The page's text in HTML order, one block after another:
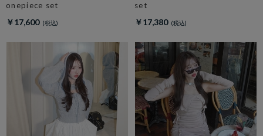
onepiece set
￥17,600
set
￥17,380